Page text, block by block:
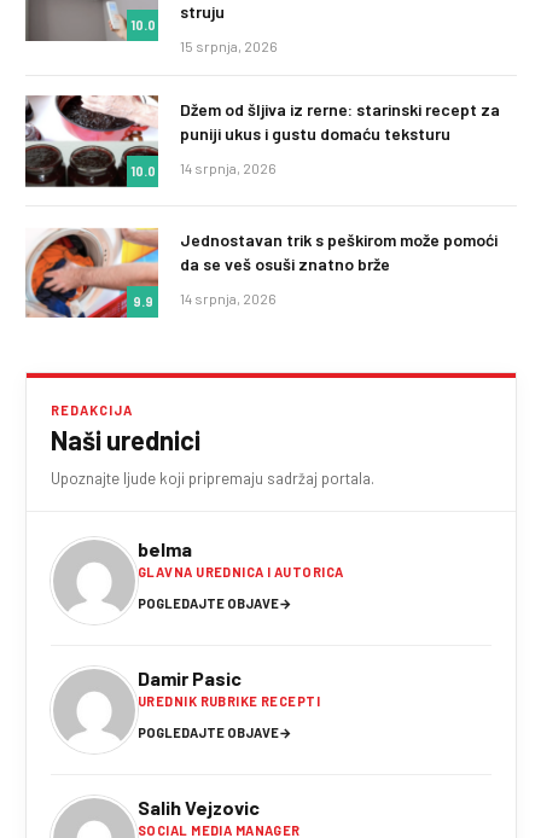
10.0
struju
15 srpnja, 2026
10.0
Džem od šljiva iz rerne: starinski recept za
puniji ukus i gustu domaću teksturu
14 srpnja, 2026
9.9
Jednostavan trik s peškirom može pomoći
da se veš osuši znatno brže
14 srpnja, 2026
REDAKCIJA
Naši urednici
Upoznajte ljude koji pripremaju sadržaj portala.
belma
GLAVNA UREDNICA I AUTORICA
POGLEDAJTE OBJAVE→
Damir Pasic
UREDNIK RUBRIKE RECEPTI
POGLEDAJTE OBJAVE→
Salih Vejzovic
SOCIAL MEDIA MANAGER